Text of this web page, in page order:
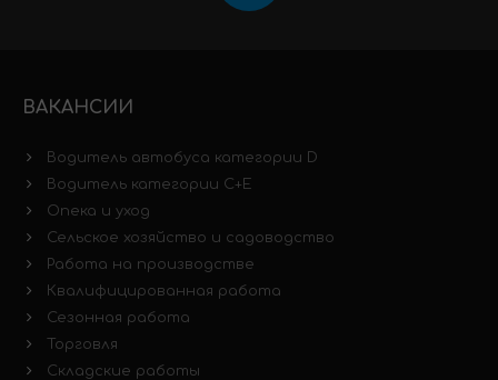
ВАКАНСИИ
Водитель автобуса категории D
Водитель категории C+E
Опека и уход
Сельское хозяйство и садоводство
Работа на производстве
Квалифицированная работа
Сезонная работа
Торговля
Складские работы